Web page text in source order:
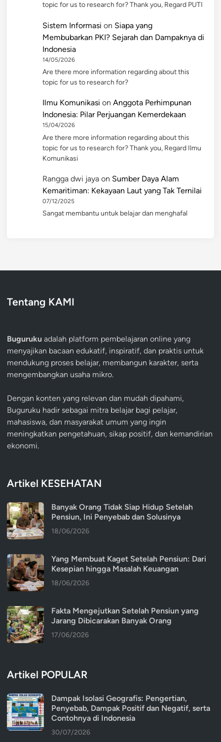
topic for us to research for? Thank you, Regard PUTI
Sistem Informasi on Siapa yang
Membubarkan PKI? Sejarah dan Dampaknya di
Indonesia
14/05/2026
Are there more information regarding about this
topic for us to research for?
Ilmu Komunikasi on Anggota Perhimpunan
Indonesia: Pilar Perjuangan Kemerdekaan
15/04/2026
Are there more information regarding about this
topic for us to research for? Thank you, Regard Ilmu
Komunikasi
Rangga dwi jaya on Sumber Daya Alam
Kemaritiman: Kekayaan Laut yang Tak Ternilai
07/12/2025
Sangat membantu untuk belajar dan menghafal
Tentang KAMI
Buguruku adalah platform pembelajaran online yang
menyajikan bacaan edukatif, inspiratif, dan praktis untuk
mendukung proses belajar, membangun karakter, serta
mengembangkan usaha mikro.
Dengan konten yang relevan dan mudah dipahami,
Buguruku hadir sebagai mitra belajar bagi pelajar,
mahasiswa, dan masyarakat umum yang ingin
meningkatkan pengetahuan, sikap positif, dan kemandirian
ekonomi.
Artikel KESEHATAN
Banyak Orang Tidak Siap Hidup Setelah
Pensiun, Ini Penyebab dan Solusinya
18/06/2026
Yang Membuat Kaget Setelah Pensiun: Dari
Kesepian hingga Masalah Keuangan
18/06/2026
Fakta Mengejutkan Setelah Pensiun yang
Jarang Dibicarakan Banyak Orang
17/06/2026
Artikel POPULAR
Dampak Isolasi Geografis: Pengertian,
Penyebab, Dampak Positif dan Negatif, serta
Contohnya di Indonesia
30/07/2026